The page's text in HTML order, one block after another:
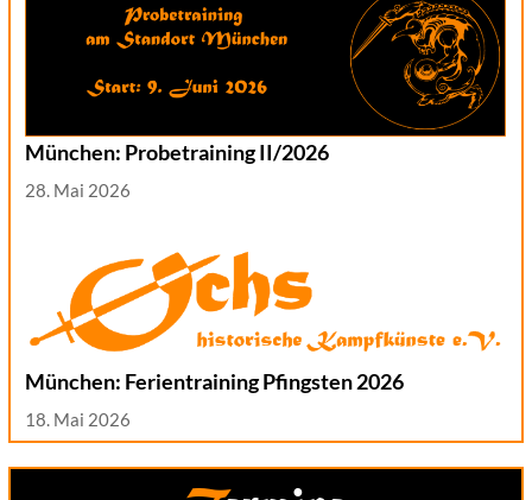
München: Probetraining II/2026
28. Mai 2026
München: Ferientraining Pfingsten 2026
18. Mai 2026